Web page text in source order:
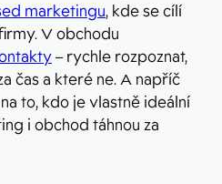
marketingu, kde se cílí
V obchodu
– rychle rozpoznat,
čas a které ne. A napříč
to, kdo je vlastně ideální
i obchod táhnou za